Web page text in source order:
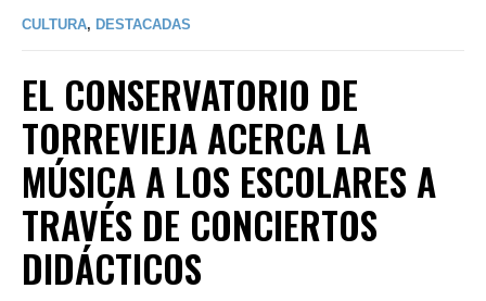
CULTURA, DESTACADAS
EL CONSERVATORIO DE
TORREVIEJA ACERCA LA
MÚSICA A LOS ESCOLARES A
TRAVÉS DE CONCIERTOS
DIDÁCTICOS